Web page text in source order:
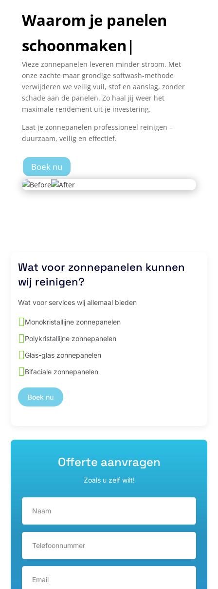
Waarom je panelen
schoonmaken|
Vieze zonnepanelen leveren minder stroom. Met
onze zachte maar grondige softwash-methode
verwijderen we veilig vuil, stof en aanslag, zonder
schade aan de panelen. Zo haal jij weer het
maximale rendement uit je investering.
Laat je zonnepanelen professioneel reinigen –
duurzaam, veilig en effectief.
Boek nu
Wat voor zonnepanelen kunnen
wij reinigen?
Wat voor services wij allemaal bieden
Monokristallijne zonnepanelen
Polykristallijne zonnepanelen
Glas-glas zonnepanelen
Bifaciale zonnepanelen
Boek nu
Offerte aanvragen
Zoals u zelf wilt!